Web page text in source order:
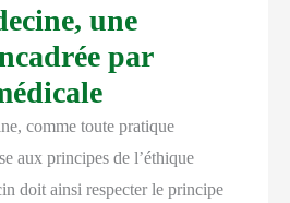
une
par
comme toute pratique
aux principes de l’éthique
doit ainsi respecter le principe